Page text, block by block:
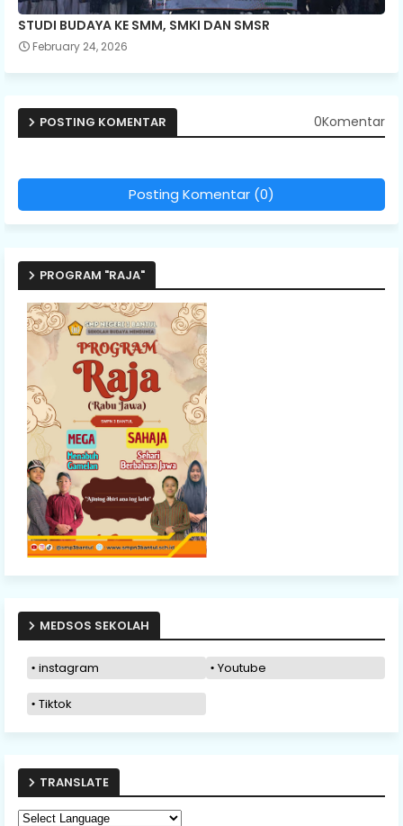
STUDI BUDAYA KE SMM, SMKI DAN SMSR
February 24, 2026
POSTING KOMENTAR 0Komentar
Posting Komentar (0)
PROGRAM "RAJA"
MEDSOS SEKOLAH
instagram Youtube
Tiktok
TRANSLATE